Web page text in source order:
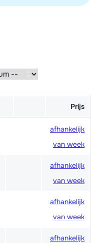
Prijs
afhankelijk
van week
afhankelijk
van week
afhankelijk
van week
afhankelijk